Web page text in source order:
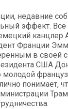
недавние
эффект. Все
канцлер
Франции
в своей
США
молодой
понимает,